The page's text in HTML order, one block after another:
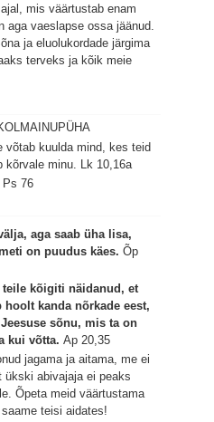
mis väärtustab enam
aga vaeslapse ossa jäänud.
ja eluolukordade järgima
terveks ja kõik meie
võtab kuulda mind, kes teid
kõrvale minu. Lk 10,16a
Ps 76
aga saab üha lisa,
on puudus käes.Õp
kõigiti näidanud, et
hoolt kanda nõrkade eest,
sõnu, mis ta on
kui võtta.Ap 20,35
jagama ja aitama, me ei
ükski abivajaja ei peaks
Õpeta meid väärtustama
teisi aidates!